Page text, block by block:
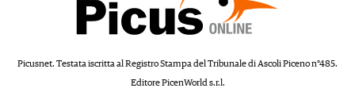
Picusnet. Testata iscritta al Registro Stampa del Tribunale di Ascoli Piceno n°485.
Editore PicenWorld s.r.l.